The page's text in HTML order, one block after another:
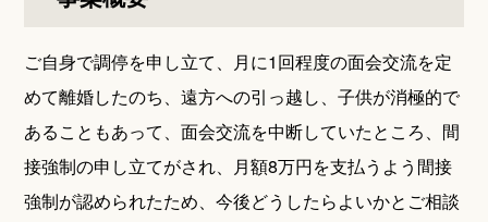
ご自身で調停を申し立て、月に1回程度の面会交流を定
めて離婚したのち、遠方への引っ越し、子供が消極的で
あることもあって、面会交流を中断していたところ、間
接強制の申し立てがされ、月額8万円を支払うよう間接
強制が認められたため、今後どうしたらよいかとご相談